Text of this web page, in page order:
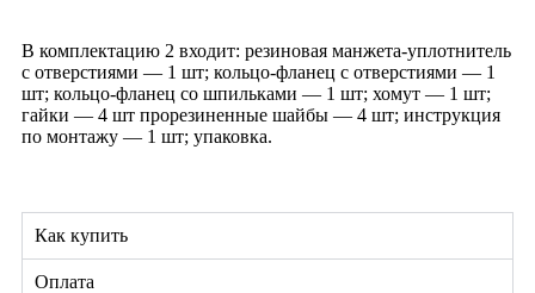
В комплектацию 2 входит: резиновая манжета-уплотнитель
с отверстиями — 1 шт; кольцо-фланец с отверстиями — 1
шт; кольцо-фланец со шпильками — 1 шт; хомут — 1 шт;
гайки — 4 шт прорезиненные шайбы — 4 шт; инструкция
по монтажу — 1 шт; упаковка.
Как купить
Оплата